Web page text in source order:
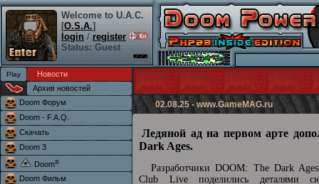
Welcome to U.A.C.
[O.S.A.]
login / register
Status: Guest
Новости
Архив новостей
Doom Форум
Doom - F.A.Q.
Скачать
Doom 3
Doom®
Doom Фильм
02.08.25 -www.GameMAG.ru
Ледяной ад на первом арте
Dark Ages.
Разработчики DOOM: The Dark
Club Live поделились деталями